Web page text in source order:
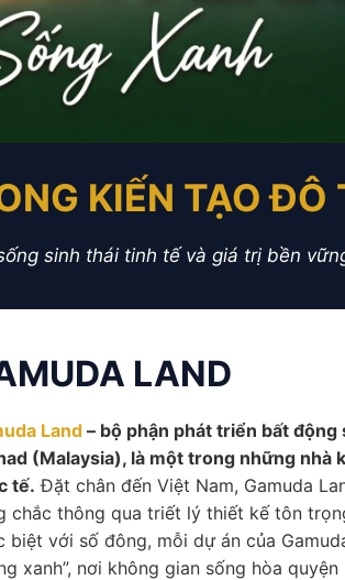
KIẾN TẠO ĐÔ
sinh thái tinh tế và giá trị bền
LAND
Land– bộ phận phát triển bất động
(Malaysia), là một trong những nhà
tế. Đặt chân đến Việt Nam, Gamuda
chắc thông qua triết lý thiết kế tôn
biệt với số đông, mỗi dự án của
xanh”, nơi không gian sống hòa